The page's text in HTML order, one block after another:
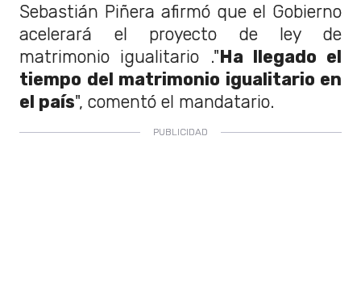
Sebastián Piñera afirmó que el Gobierno
acelerará el proyecto de ley de
matrimonio igualitario ."Ha llegado el
tiempo del matrimonio igualitario en
el país", comentó el mandatario.